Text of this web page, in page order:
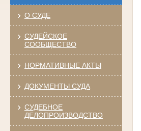
О СУДЕ
СУДЕЙСКОЕ
СООБЩЕСТВО
НОРМАТИВНЫЕ АКТЫ
ДОКУМЕНТЫ СУДА
СУДЕБНОЕ
ДЕЛОПРОИЗВОДСТВО